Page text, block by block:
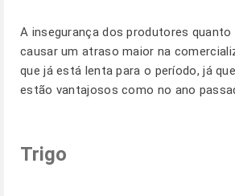
A insegurança dos produtores
causar um atraso maior na
que já está lenta para o período, já
estão vantajosos como no ano
Trigo